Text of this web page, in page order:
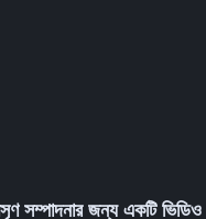
সম্পাদনার জন্য একটি